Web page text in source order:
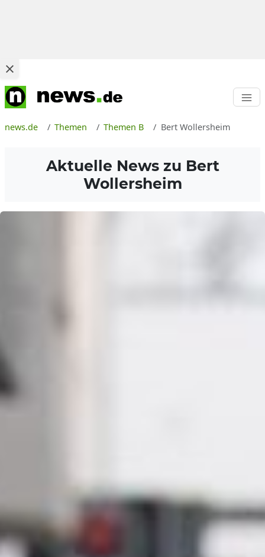
news.de Themen Themen B Bert Wollersheim
Aktuelle News zu Bert
Wollersheim